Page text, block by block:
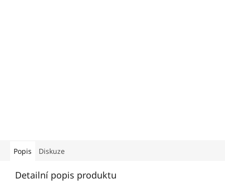
Popis Diskuze
Detailní popis produktu